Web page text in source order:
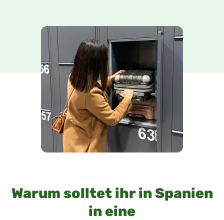
Warum solltet ihr in Spanien
in eine